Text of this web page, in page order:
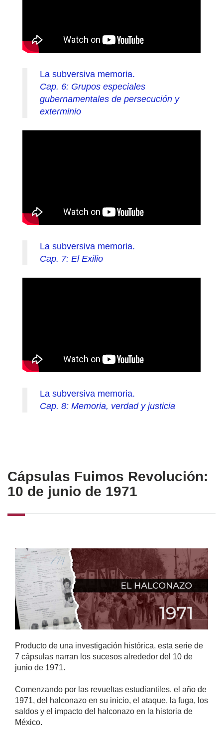
La subversiva memoria.
Cap. 6: Grupos especiales
gubernamentales de persecución y
exterminio
La subversiva memoria.
Cap. 7: El Exilio
La subversiva memoria.
Cap. 8: Memoria, verdad y justicia
Cápsulas Fuimos Revolución:
10 de junio de 1971
Producto de una investigación histórica, esta serie de
7 cápsulas narran los sucesos alrededor del 10 de
junio de 1971.
Comenzando por las revueltas estudiantiles, el año de
1971, del halconazo en su inicio, el ataque, la fuga, los
saldos y el impacto del halconazo en la historia de
México.